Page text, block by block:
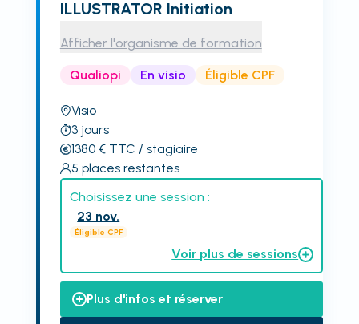
ILLUSTRATOR Initiation
Afficher l'organisme de formation
Qualiopi En visio Éligible CPF
Visio
3 jours
1380€ TTC / stagiaire
5 places restantes
Choisissez une session :
23 nov.
Éligible CPF
Voir plus de sessions
Plus d'infos et réserver